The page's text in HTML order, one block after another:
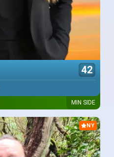
42
MIN SIDE
NY